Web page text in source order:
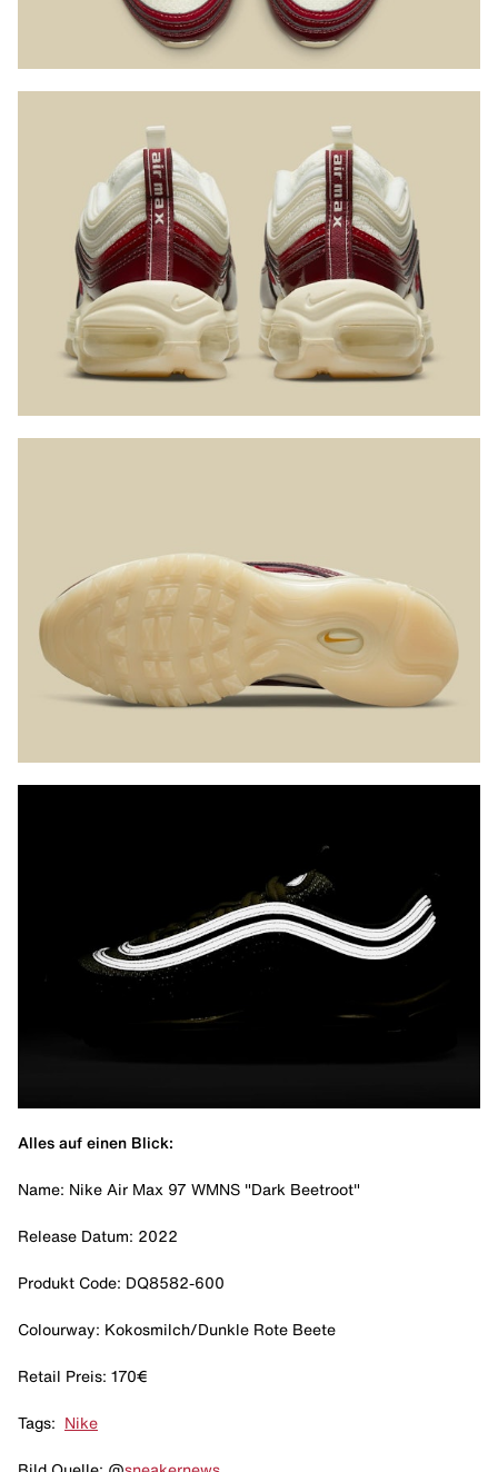
Alles auf einen Blick:
Name: Nike Air Max 97 WMNS "Dark Beetroot"
Release Datum: 2022
Produkt Code: DQ8582-600
Colourway: Kokosmilch/Dunkle Rote Beete
Retail Preis: 170€
Tags: Nike